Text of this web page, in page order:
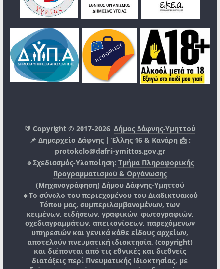
🔰 Copyright © 2017-2026Δήμος Δάφνης-Υμηττού
📌 Δημαρχείο Δάφνης | Έλλης 16 & Κανάρη 📩 :
protokolo@dafni-ymittos.gov.gr
🔹Σχεδιασμός-Υλοποίηση: Τμήμα Πληροφορικής
Προγραμματισμού & Οργάνωσης
(Μηχανογράφηση) Δήμου Δάφνης-Υμηττού
🔸Το σύνολο του περιεχομένου του Διαδικτυακού
Τόπου μας, συμπεριλαμβανομένων, των
κειμένων, ειδήσεων, γραφικών, φωτογραφιών,
σχεδιαγραμμάτων, απεικονίσεων, παρεχόμενων
υπηρεσιών και γενικά κάθε είδους αρχείων,
αποτελούν πνευματική ιδιοκτησία, (copyright)
και διέπονται από τις εθνικές και διεθνείς
διατάξεις περί Πνευματικής Ιδιοκτησίας, με